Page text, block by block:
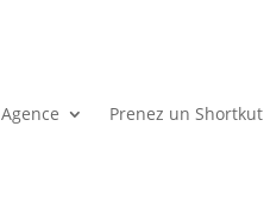
Agence Prenez un Shortkut